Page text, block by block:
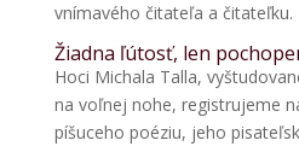
vnímavého čitateľa a čitateľku.
Žiadna ľútosť, len
Hoci Michala Talla,
na voľnej nohe, registrujeme
píšuceho poéziu, jeho